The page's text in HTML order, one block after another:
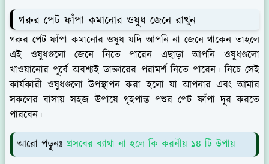
গরুর পেট ফাঁপা কমানোর ওষুধ জেনে রাখুন
গরুর পেট ফাঁপা কমানোর ওষুধ যদি আপনি না জেনে থাকেন তাহলে
এই ওষুধগুলো জেনে নিতে পারেন এছাড়া আপনি ওষুধগুলো
খাওয়ানোর পূর্বে অবশ্যই ডাক্তারের পরামর্শ নিতে পারেন। নিচে সেই
কার্যকারী ওষুধগুলো উপস্থাপন করা হলো যা আপনার এবং আমার
সকলের বাসায় সহজ উপায়ে গৃহপান্ত পশুর পেট ফাঁপা দূর করতে
পারবেন।
আরো পড়ুনঃ প্রসবের ব্যাথা না হলে কি করনীয় ১৪ টি উপায়